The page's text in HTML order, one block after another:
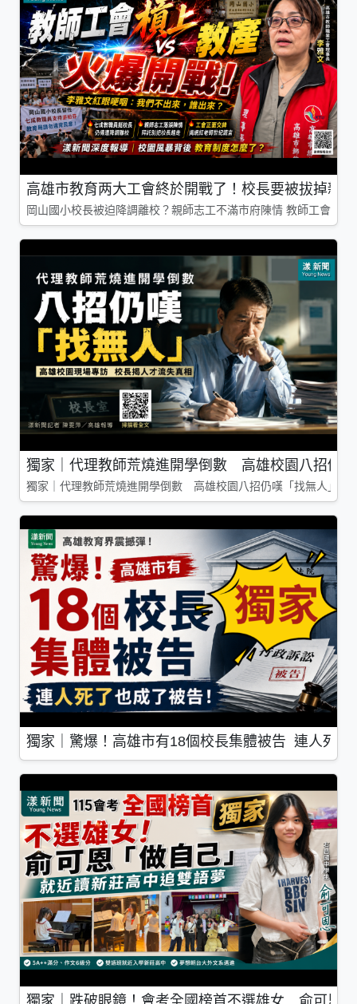
高雄市教育两大工會終於開戰了！校長要被拔掉親
岡山國小校長被迫降調離校？親師志工不滿市府陳情 教師工會槓
獨家｜代理教師荒燒進開學倒數 高雄校園八招仍
獨家｜代理教師荒燒進開學倒數 高雄校園八招仍嘆「找無人」
獨家｜驚爆！高雄市有18個校長集體被告 連人死了
獨家｜跌破眼鏡！會考全國榜首不選雄女 俞可恩